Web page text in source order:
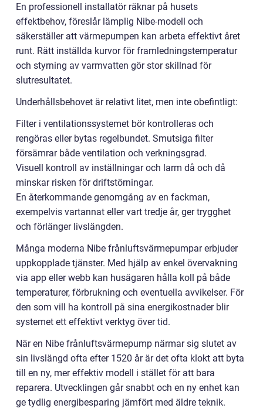
En professionell installatör räknar på husets
effektbehov, föreslår lämplig Nibe-modell och
säkerställer att värmepumpen kan arbeta effektivt året
runt. Rätt inställda kurvor för framledningstemperatur
och styrning av varmvatten gör stor skillnad för
slutresultatet.
Underhållsbehovet är relativt litet, men inte obefintligt:
Filter i ventilationssystemet bör kontrolleras och
rengöras eller bytas regelbundet. Smutsiga filter
försämrar både ventilation och verkningsgrad.
Visuell kontroll av inställningar och larm då och då
minskar risken för driftstörningar.
En återkommande genomgång av en fackman,
exempelvis vartannat eller vart tredje år, ger trygghet
och förlänger livslängden.
Många moderna Nibe frånluftsvärmepumpar erbjuder
uppkopplade tjänster. Med hjälp av enkel övervakning
via app eller webb kan husägaren hålla koll på både
temperaturer, förbrukning och eventuella avvikelser. För
den som vill ha kontroll på sina energikostnader blir
systemet ett effektivt verktyg över tid.
När en Nibe frånluftsvärmepump närmar sig slutet av
sin livslängd ofta efter 1520 år är det ofta klokt att byta
till en ny, mer effektiv modell i stället för att bara
reparera. Utvecklingen går snabbt och en ny enhet kan
ge tydlig energibesparing jämfört med äldre teknik.